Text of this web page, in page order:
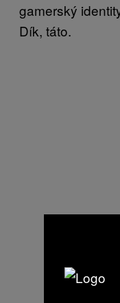
gamerský
Dík, táto.